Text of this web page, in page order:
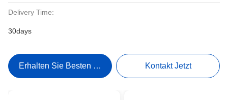
Delivery Time:
30days
Erhalten Sie Besten Preis Kontakt Jetzt